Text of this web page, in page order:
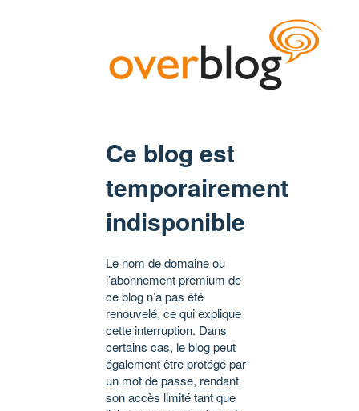
Ce blog est
temporairement
indisponible
Le nom de domaine ou
l’abonnement premium de
ce blog n’a pas été
renouvelé, ce qui explique
cette interruption. Dans
certains cas, le blog peut
également être protégé par
un mot de passe, rendant
son accès limité tant que